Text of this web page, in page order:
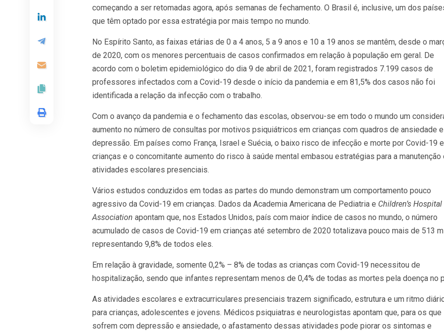
começando a ser retomadas agora, após semanas de fechamento. O Brasil é, inclusive, um dos
que têm optado por essa estratégia por mais tempo no mundo.
No Espírito Santo, as faixas etárias de 0 a 4 anos, 5 a 9 anos e 10 a 19 anos se mantêm, desde o
de 2020, com os menores percentuais de casos confirmados em relação à população em geral. De
acordo com o boletim epidemiológico do dia 9 de abril de 2021, foram registrados 7.199 casos de
professores infectados com a Covid-19 desde o início da pandemia e em 81,5% dos casos não foi
identificada a relação da infecção com o trabalho.
Com o avanço da pandemia e o fechamento das escolas, observou-se em todo o mundo um
aumento no número de consultas por motivos psiquiátricos em crianças com quadros de ansiedade e
depressão. Em países como França, Israel e Suécia, o baixo risco de infecção e morte por Covid-19
crianças e o concomitante aumento do risco à saúde mental embasou estratégias para a manutenção
atividades escolares presenciais.
Vários estudos conduzidos em todas as partes do mundo demonstram um comportamento pouco
agressivo da Covid-19 em crianças. Dados da Academia Americana de Pediatria e Children’s Hospital
Association apontam que, nos Estados Unidos, país com maior índice de casos no mundo, o número
acumulado de casos de Covid-19 em crianças até setembro de 2020 totalizava pouco mais de 513
representando 9,8% de todos eles.
Em relação à gravidade, somente 0,2% – 8% de todas as crianças com Covid-19 necessitou de
hospitalização, sendo que infantes representam menos de 0,4% de todas as mortes pela doença no
As atividades escolares e extracurriculares presenciais trazem significado, estrutura e um ritmo
para crianças, adolescentes e jovens. Médicos psiquiatras e neurologistas apontam que, para os que
sofrem com depressão e ansiedade, o afastamento dessas atividades pode piorar os sintomas e